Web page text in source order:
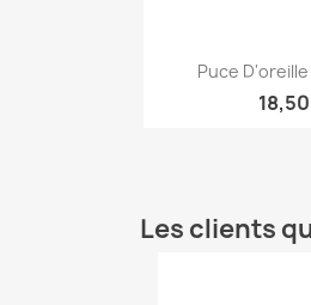

Puce
Les clients